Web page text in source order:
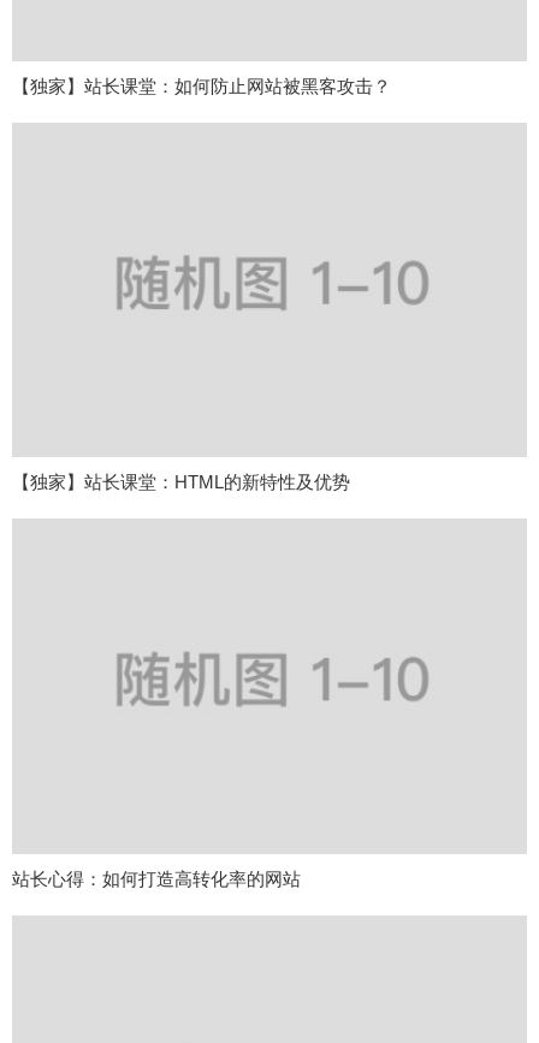
【独家】站长课堂：如何防止网站被黑客攻击？
【独家】站长课堂：HTML的新特性及优势
站长心得：如何打造高转化率的网站